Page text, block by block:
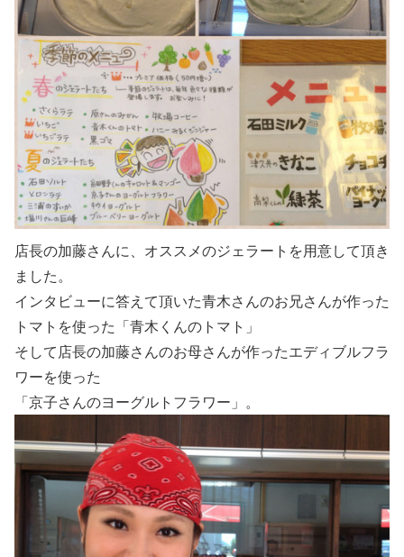
店長の加藤さんに、オススメのジェラートを用意して頂き
ました。
インタビューに答えて頂いた青木さんのお兄さんが作った
トマトを使った「青木くんのトマト」
そして店長の加藤さんのお母さんが作ったエディブルフラ
ワーを使った
「京子さんのヨーグルトフラワー」。